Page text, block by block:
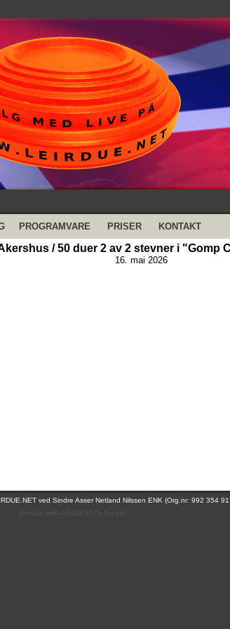
PROGRAMVARE PRISER KONTAKT
/ 50 duer 2 av 2 stevner i "Gomp
16. mai 2026
ved Sindre Asser Netland Nilssen ENK (Org.nr: 992 354
(leirdue-web-76c49c557b-5zcqw)